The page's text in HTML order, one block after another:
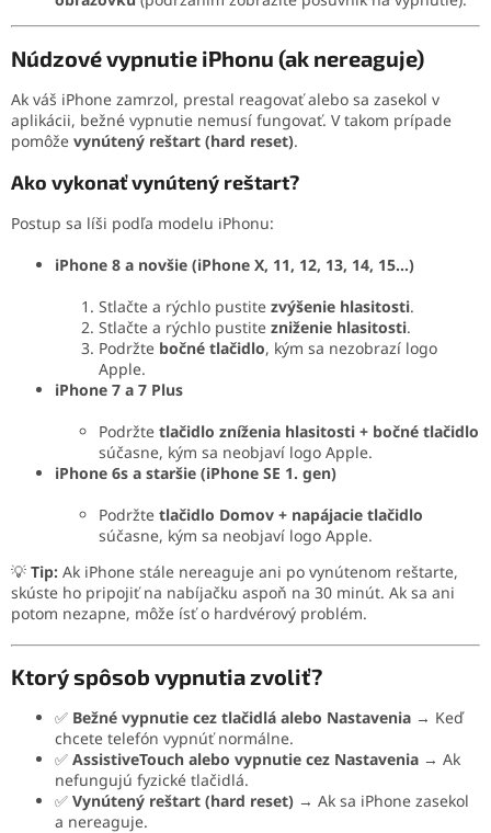
Núdzové vypnutie iPhonu (ak nereaguje)
Ak váš iPhone zamrzol, prestal reagovať alebo sa zasekol v
aplikácii, bežné vypnutie nemusí fungovať. V takom prípade
pomôže vynútený reštart (hard reset).
Ako vykonať vynútený reštart?
Postup sa líši podľa modelu iPhonu:
iPhone 8 a novšie (iPhone X, 11, 12, 13, 14, 15...)
Stlačte a rýchlo pustite zvýšenie hlasitosti.
Stlačte a rýchlo pustite zniženie hlasitosti.
Podržte bočné tlačidlo, kým sa nezobrazí logo
Apple.
iPhone 7 a 7 Plus
Podržte tlačidlo zníženia hlasitosti + bočné tlačidlo
súčasne, kým sa neobjaví logo Apple.
iPhone 6s a staršie (iPhone SE 1. gen)
Podržte tlačidlo Domov + napájacie tlačidlo
súčasne, kým sa neobjaví logo Apple.
💡 Tip: Ak iPhone stále nereaguje ani po vynútenom reštarte,
skúste ho pripojiť na nabíjačku aspoň na 30 minút. Ak sa ani
potom nezapne, môže ísť o hardvérový problém.
Ktorý spôsob vypnutia zvoliť?
✅ Bežné vypnutie cez tlačidlá alebo Nastavenia → Keď
chcete telefón vypnúť normálne.
✅ AssistiveTouch alebo vypnutie cez Nastavenia → Ak
nefungujú fyzické tlačidlá.
✅ Vynútený reštart (hard reset) → Ak sa iPhone zasekol
a nereaguje.